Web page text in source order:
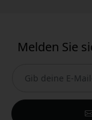
Melden Sie